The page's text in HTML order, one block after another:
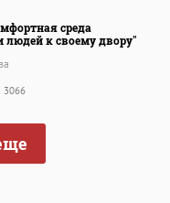
среда
людей к своему двору"
3066